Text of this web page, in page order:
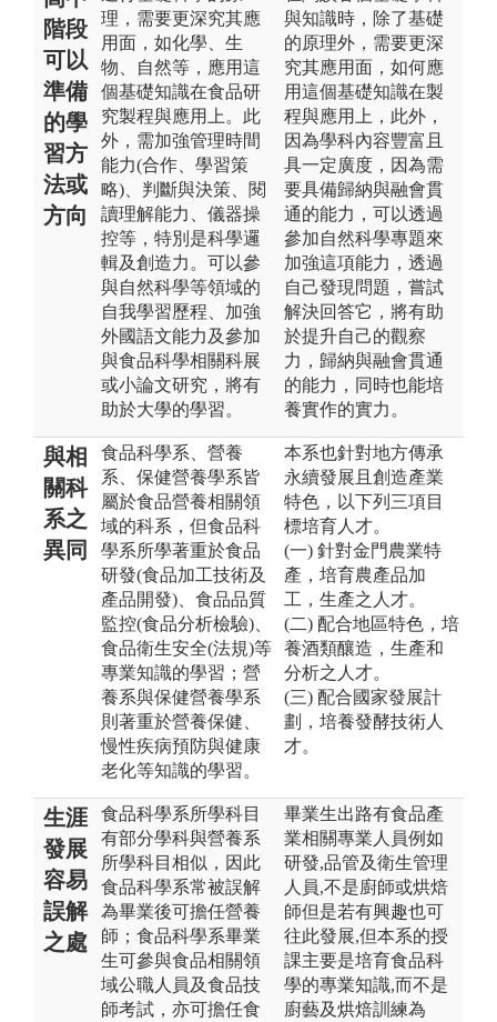
階段
可以
準備
的學
習方
法或
方向
理，需要更深究其應
用面，如化學、生
物、自然等，應用這
個基礎知識在食品研
究製程與應用上。此
外，需加強管理時間
能力(合作、學習策
略)、判斷與決策、閱
讀理解能力、儀器操
控等，特別是科學邏
輯及創造力。可以參
與自然科學等領域的
自我學習歷程、加強
外國語文能力及參加
與食品科學相關科展
或小論文研究，將有
助於大學的學習。
與知識時，除了基礎
的原理外，需要更深
究其應用面，如何應
用這個基礎知識在製
程與應用上，此外，
因為學科內容豐富且
具一定廣度，因為需
要具備歸納與融會貫
通的能力，可以透過
參加自然科學專題來
加強這項能力，透過
自己發現問題，嘗試
解決回答它，將有助
於提升自己的觀察
力，歸納與融會貫通
的能力，同時也能培
養實作的實力。
與相
關科
系之
異同
食品科學系、營養
系、保健營養學系皆
屬於食品營養相關領
域的科系，但食品科
學系所學著重於食品
研發(食品加工技術及
產品開發)、食品品質
監控(食品分析檢驗)、
食品衛生安全(法規)等
專業知識的學習；營
養系與保健營養學系
則著重於營養保健、
慢性疾病預防與健康
老化等知識的學習。
本系也針對地方傳承
永續發展且創造產業
特色，以下列三項目
標培育人才。
(一) 針對金門農業特
產，培育農產品加
工，生產之人才。
(二) 配合地區特色，培
養酒類釀造，生產和
分析之人才。
(三) 配合國家發展計
劃，培養發酵技術人
才。
生涯
發展
容易
誤解
之處
食品科學系所學科目
有部分學科與營養系
所學科目相似，因此
食品科學系常被誤解
為畢業後可擔任營養
師；食品科學系畢業
生可參與食品相關領
域公職人員及食品技
師考試，亦可擔任食
畢業生出路有食品產
業相關專業人員例如
研發,品管及衛生管理
人員,不是廚師或烘焙
師但是若有興趣也可
往此發展,但本系的授
課主要是培育食品科
學的專業知識,而不是
廚藝及烘焙訓練為